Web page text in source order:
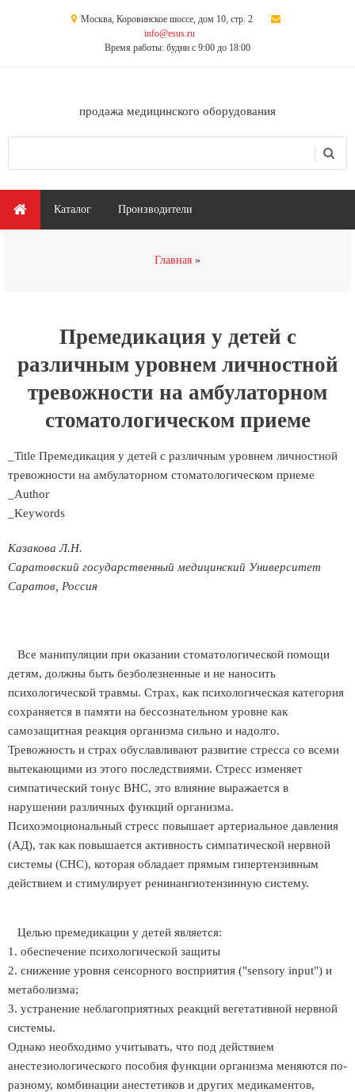
Москва, Коровинское шоссе, дом 10, стр. 2
info@esus.ru
Время работы: будни с 9:00 до 18:00
продажа медицинского оборудования
Главное меню
Каталог Производители
Главная
Премедикация у детей с
различным уровнем личностной
тревожности на амбулаторном
стоматологическом приеме
_Title Премедикация у детей с различным уровнем личностной
тревожности на амбулаторном стоматологическом приеме
_Author
_Keywords
Казакова Л.Н.
Саратовский государственный медицинский Университет
Саратов, Россия
Все манипуляции при оказании стоматологической помощи
детям, должны быть безболезненные и не наносить
психологической травмы. Страх, как психологическая категория
сохраняется в памяти на бессознательном уровне как
самозащитная реакция организма сильно и надолго.
Тревожность и страх обуславливают развитие стресса со всеми
вытекающими из этого последствиями. Стресс изменяет
симпатический тонус ВНС, это влияние выражается в
нарушении различных функций организма.
Психоэмоциональный стресс повышает артериальное давления
(АД), так как повышается активность симпатической нервной
системы (СНС), которая обладает прямым гипертензивным
действием и стимулирует ренинангиотензинную систему.
Целью премедикации у детей является:
1. обеспечение психологической защиты
2. снижение уровня сенсорного восприятия ("sensory input") и
метаболизма;
3. устранение неблагоприятных реакций вегетативной нервной
системы.
Однако необходимо учитывать, что под действием
анестезиологического пособия функции организма меняются по-
разному, комбинации анестетиков и других медикаментов,